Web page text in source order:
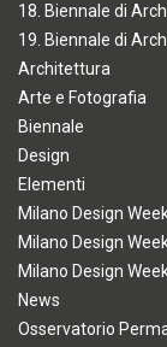
18. Biennale di
19. Biennale di
Architettura
Arte e Fotografia
Biennale
Design
Elementi
Milano Design
Milano Design
Milano Design
News
Osservatorio